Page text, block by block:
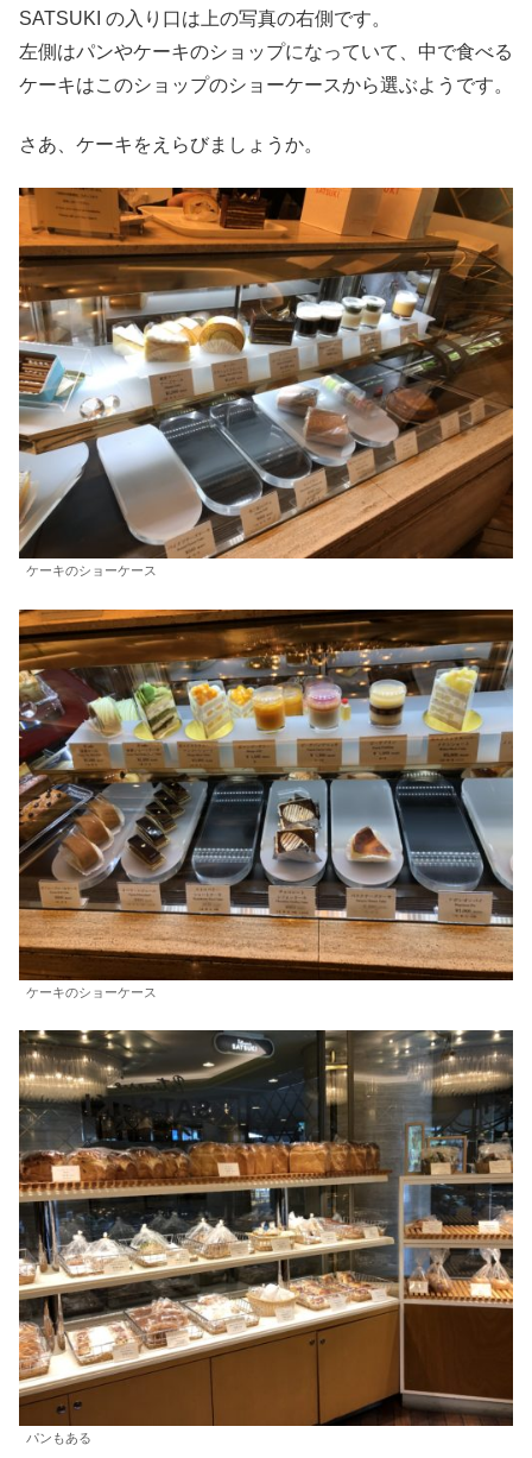
SATSUKI の入り口は上の写真の右側です。
左側はパンやケーキのショップになっていて、中で食べる
ケーキはこのショップのショーケースから選ぶようです。
さあ、ケーキをえらびましょうか。
ケーキのショーケース
ケーキのショーケース
パンもある